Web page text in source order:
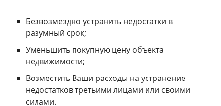
Безвозмездно устранить недостатки в
разумный срок;
Уменьшить покупную цену объекта
недвижимости;
Возместить Ваши расходы на устранение
недостатков третьими лицами или своими
силами.